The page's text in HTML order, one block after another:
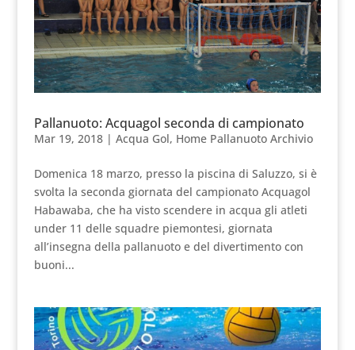
Pallanuoto: Acquagol seconda di campionato
Mar 19, 2018| Acqua Gol, Home Pallanuoto Archivio
Domenica 18 marzo, presso la piscina di Saluzzo, si è
svolta la seconda giornata del campionato Acquagol
Habawaba, che ha visto scendere in acqua gli atleti
under 11 delle squadre piemontesi, giornata
all’insegna della pallanuoto e del divertimento con
buoni...